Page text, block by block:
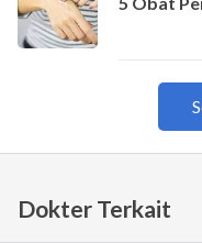
Dokter Terkait